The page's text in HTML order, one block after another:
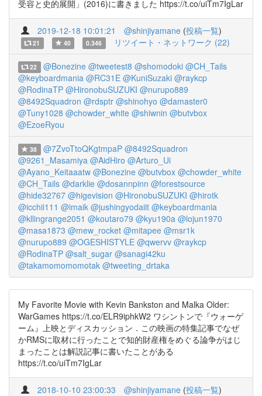
受容と史的展開」(2016)に書きました https://t.co/uiTm7IgLar
2019-12-18 10:01:21 @shinjiyamane (投稿一覧)
21 40 0.346 リツイート・ネットワーク (22)
22 @Bonezine @tweetest8 @shomodoki @CH_Tails
@keyboardmania @RC31E @KuniSuzaki @raykcp
@RodinaTP @HironobuSUZUKI @nurupo889
@8492Squadron @rdsptr @shinohyo @damaster0
@Tuny1028 @chowder_white @shiwnin @butvbox
@EzoeRyou
38 @7ZvoTtoQKgtmpaP @8492Squadron
@9261_Masamiya @AidHiro @Arturo_Ui
@Ayano_Keitaaatw @Bonezine @butvbox @chowder_white
@CH_Tails @darklie @dosannpinn @forestsource
@hide32767 @higevision @HironobuSUZUKI @hirotk
@icchii111 @imaik @jushingyodaiit @keyboardmania
@kllingrange2051 @koutaro79 @kyu190a @lojun1970
@masa1873 @mew_rocket @mitapee @msr1k
@nurupo889 @OGESHISTYLE @qwervv @raykcp
@RodinaTP @salt_sugar @sanagi42ku
@takamomomomotak @tweeting_drtaka
My Favorite Movie with Kevin Bankston and Malka Older:
WarGames https://t.co/ELR9iphkW2 ワシントンで『ウォーゲ
ーム』上映とディスカッション．この映画の特集記事でなぜ
かRMSに取材に行ったことで知的財産権をめぐる論争がはじ
まったことは解説記事に書いたことがある
https://t.co/uiTm7IgLar
2018-10-10 23:00:33 @shinjiyamane (投稿一覧)